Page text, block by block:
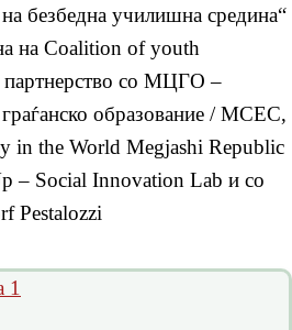
безбедна училишна средина“
на Coalition of youth
партнерство со МЦГО –
образование / MCEC,
in the World Megjashi Republic
– Social Innovation Lab и со
Pestalozzi